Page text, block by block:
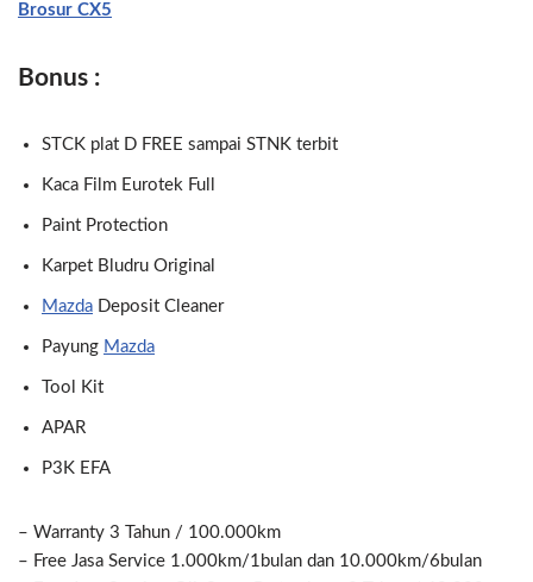
Brosur CX5
Bonus :
STCK plat D FREE sampai STNK terbit
Kaca Film Eurotek Full
Paint Protection
Karpet Bludru Original
Mazda Deposit Cleaner
Payung Mazda
Tool Kit
APAR
P3K EFA
– Warranty 3 Tahun / 100.000km
– Free Jasa Service 1.000km/1bulan dan 10.000km/6bulan